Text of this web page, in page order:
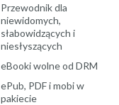
Przewodnik dla
niewidomych,
słabowidzących i
niesłyszących
eBooki wolne od DRM
ePub, PDF i mobi w
pakiecie